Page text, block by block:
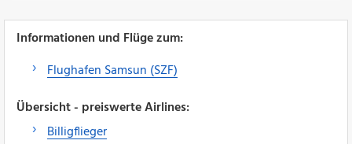
Informationen und Flüge zum:
Flughafen Samsun (SZF)
Übersicht - preiswerte Airlines:
Billigflieger